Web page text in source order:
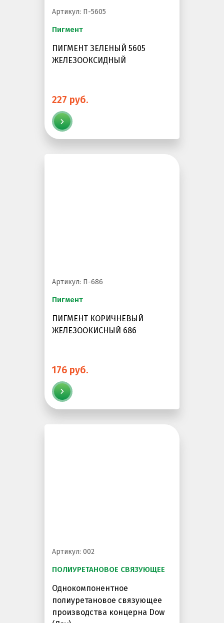
Артикул: П-5605
Пигмент
ПИГМЕНТ ЗЕЛЕНЫЙ 5605
ЖЕЛЕЗООКСИДНЫЙ
227 руб.
Артикул: П-686
Пигмент
ПИГМЕНТ КОРИЧНЕВЫЙ
ЖЕЛЕЗООКИСНЫЙ 686
176 руб.
Артикул: 002
ПОЛИУРЕТАНОВОЕ СВЯЗУЮЩЕЕ
Однокомпонентное
полиуретановое связующее
производства концерна Dow